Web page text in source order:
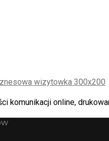
komunikacji online,